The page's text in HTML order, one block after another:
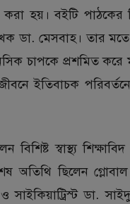
করা হয়। বইটি
ডা. মেসবাহ। তার
চাপকে প্রশমিত করে
ইতিবাচক
স্বাস্থ্য
অতিথি ছিলেন গ্লোবাল
সাইকিয়াট্রিস্ট ডা.